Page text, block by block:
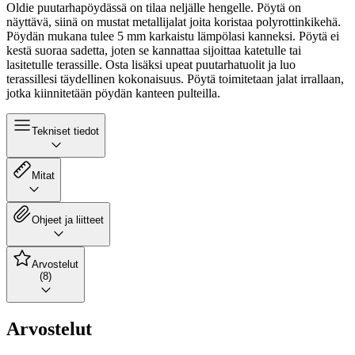
Oldie puutarhapöydässä on tilaa neljälle hengelle. Pöytä on
näyttävä, siinä on mustat metallijalat joita koristaa polyrottinkikehä.
Pöydän mukana tulee 5 mm karkaistu lämpölasi kanneksi. Pöytä ei
kestä suoraa sadetta, joten se kannattaa sijoittaa katetulle tai
lasitetulle terassille. Osta lisäksi upeat puutarhatuolit ja luo
terassillesi täydellinen kokonaisuus. Pöytä toimitetaan jalat irrallaan,
jotka kiinnitetään pöydän kanteen pulteilla.
Tekniset tiedot
Mitat
Ohjeet ja liitteet
Arvostelut
(8)
Arvostelut